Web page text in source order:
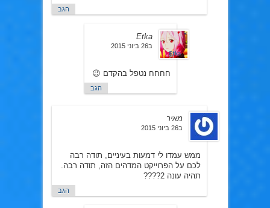
הגב
Etka
ב26 ביוני 2015
חחחח נטפל בהקדם 😉
הגב
מאיר
ב26 ביוני 2015
ממש עמדו לי דמעות בעיניים, תודה רבה
לכם על הפרוייקט המדהים הזה, תודה רבה.
תהיה עונה 2????
הגב